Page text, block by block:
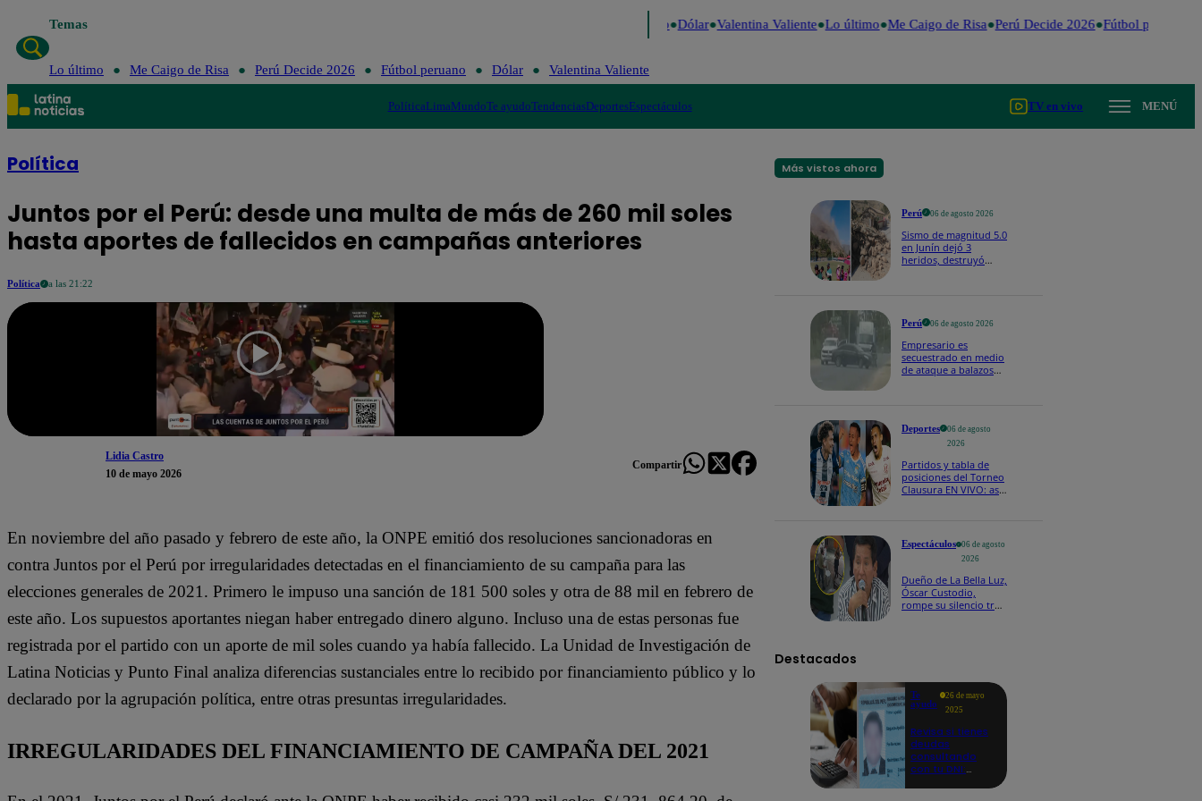
Temas Dólar Valentina Valiente Lo último Me Caigo de Risa Perú Decide 2026 Fútbol peruano
Lo último Me Caigo de Risa Perú Decide 2026 Fútbol peruano Dólar Valentina Valiente
PolíticaLimaMundoTe ayudoTendenciasDeportesEspectáculos TV en vivo MENÚ
Política
Juntos por el Perú: desde una multa de más de 260 mil soles
hasta aportes de fallecidos en campañas anteriores
Política a las 21:22
Lidia Castro
10 de mayo 2026
Compartir
En noviembre del año pasado y febrero de este año, la ONPE emitió dos resoluciones sancionadoras en
contra Juntos por el Perú por irregularidades detectadas en el financiamiento de su campaña para las
elecciones generales de 2021. Primero le impuso una sanción de 181 500 soles y otra de 88 mil en febrero de
este año. Los supuestos aportantes niegan haber entregado dinero alguno. Incluso una de estas personas fue
registrada por el partido con un aporte de mil soles cuando ya había fallecido. La Unidad de Investigación de
Latina Noticias y Punto Final analiza diferencias sustanciales entre lo recibido por financiamiento público y lo
declarado por la agrupación política, entre otras presuntas irregularidades.
IRREGULARIDADES DEL FINANCIAMIENTO DE CAMPAÑA DEL 2021
Más vistos ahora
Perú 06 de agosto 2026
Sismo de magnitud 5.0
en Junín dejó 3
heridos, destruyó
Perú 06 de agosto 2026
Empresario es
secuestrado en medio
de ataque a balazos
Deportes
06 de agosto
2026
Partidos y tabla de
posiciones del Torneo
Clausura EN VIVO: así
Espectáculos
06 de agosto
2026
Dueño de La Bella Luz,
Óscar Custodio,
rompe su silencio tras
Destacados
Te
ayudo
26 de mayo
2025
Revisa si tienes
deudas
consultando
con tu DNI: